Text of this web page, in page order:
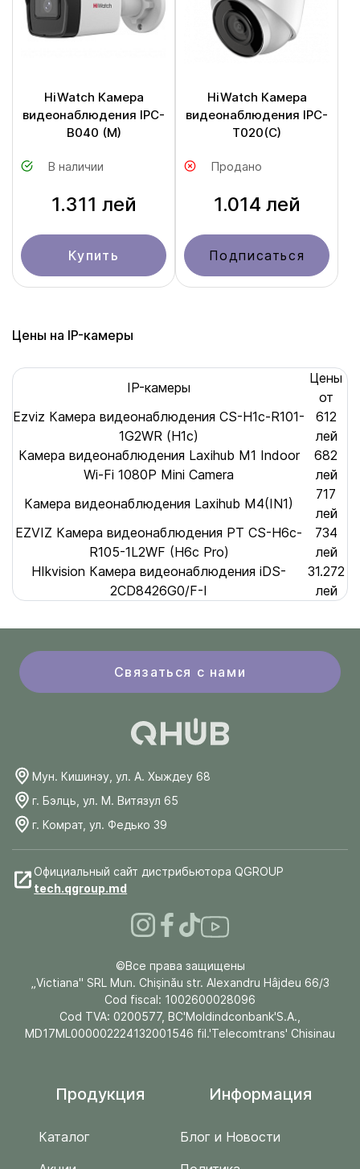
HiWatch Камера
видеонаблюдения IPC-
B040 (M)
В наличии
1.311 лей
Купить
HiWatch Камера
видеонаблюдения IPC-
T020(C)
Продано
1.014 лей
Подписаться
Цены на IP-камеры
IP-камеры
Цены
от
Ezviz Камера видеонаблюдения CS-H1c-R101-
1G2WR (H1c)
612
лей
Камера видеонаблюдения Laxihub M1 Indoor
Wi-Fi 1080P Mini Camera
682
лей
Камера видеонаблюдения Laxihub M4(IN1)
717
лей
EZVIZ Камера видеонаблюдения PT CS-H6c-
R105-1L2WF (H6c Pro)
734
лей
HIkvision Камера видеонаблюдения iDS-
2CD8426G0/F-I
31.272
лей
Связаться с нами
Мун. Кишинэу, ул. А. Хыждеу 68
г. Бэлць, ул. М. Витязул 65
г. Комрат, ул. Федько 39
Официальный сайт дистрибьютора QGROUP
tech.qgroup.md
©Все права защищены
„Victiana" SRL Mun. Chişinău str. Alexandru Hâjdeu 66/3
Cod fiscal: 1002600028096
Cod TVA: 0200577, BC'Moldindconbank'S.A.,
MD17ML000002224132001546 fil.'Telecomtrans' Chisinau
Продукция
Каталог
Информация
Блог и Новости